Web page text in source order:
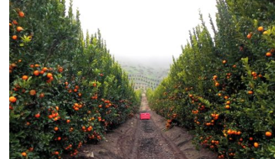
Ultra
Dry:
ventajas
de
su
aplicación
al
suelo
vía
riego